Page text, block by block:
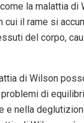
la malattia di
cui il rame si
del corpo,
di Wilson
di
e nella